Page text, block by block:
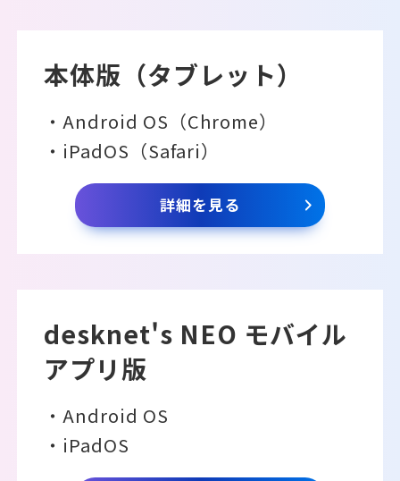
本体版（タブレット）
・Android OS（Chrome）
・iPadOS（Safari）
詳細を見る
desknet's NEO モバイル
アプリ版
・Android OS
・iPadOS